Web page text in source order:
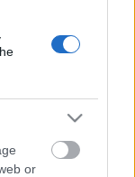
or
néhány
úgy 17 ezer
amikor azt